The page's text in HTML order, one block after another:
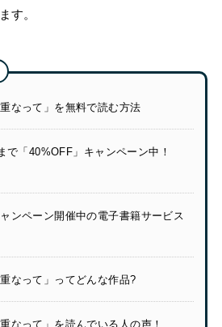
す。
なって」を無料で読む方法
で「40%OFF」キャンペーン中！
ンペーン開催中の電子書籍サービス
なって」ってどんな作品?
なって」を読んでいる人の声！